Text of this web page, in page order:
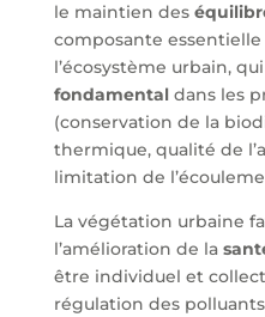
le maintien des
composante
l’écosystème urbain,
fondamental dans les
(conservation de la
thermique, qualité de
limitation de
La végétation urbaine
l’amélioration de la
être individuel et
régulation des